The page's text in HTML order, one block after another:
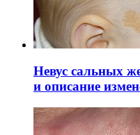
Невус сальных
и описание